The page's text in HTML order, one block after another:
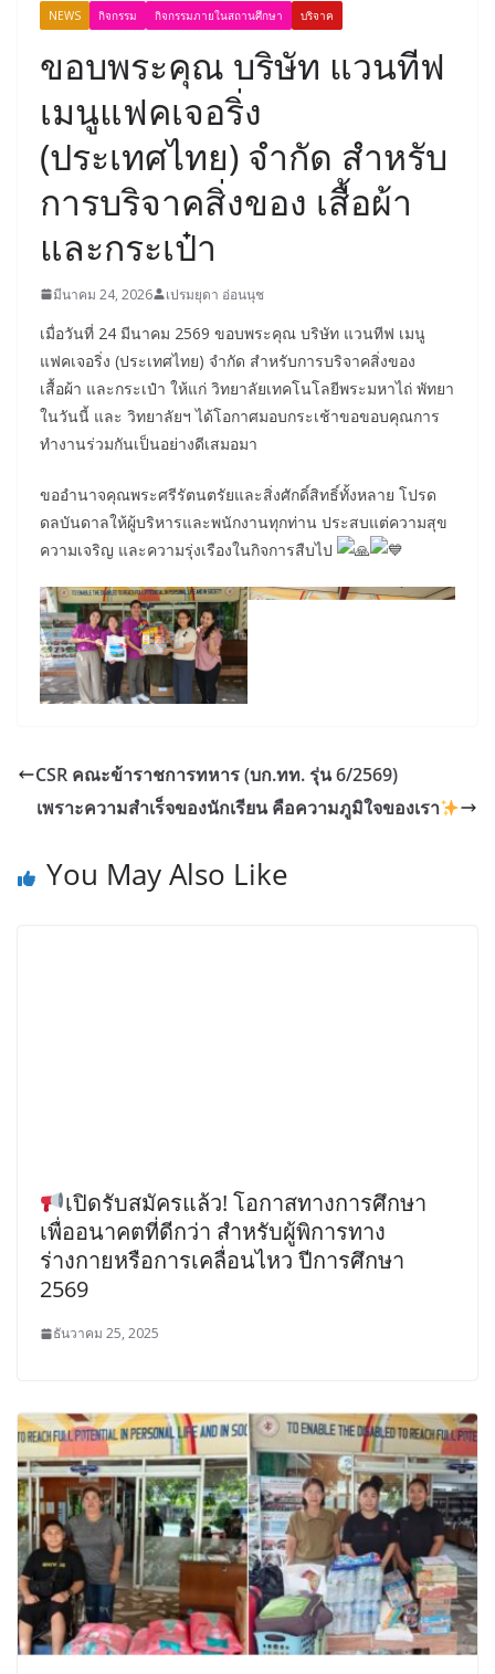
NEWS กิจกรรม กิจกรรมภายในสถานศึกษา บริจาค
ขอบพระคุณ บริษัท แวนทีฟ
เมนูแฟคเจอริ่ง
(ประเทศไทย) จำกัด สำหรับ
การบริจาคสิ่งของ เสื้อผ้า
และกระเป๋า
มีนาคม 24, 2026 เปรมยุดา อ่อนนุช
เมื่อวันที่ 24 มีนาคม 2569 ขอบพระคุณ บริษัท แวนทีฟ เมนู
แฟคเจอริ่ง (ประเทศไทย) จำกัด สำหรับการบริจาคสิ่งของ
เสื้อผ้า และกระเป๋า ให้แก่ วิทยาลัยเทคโนโลยีพระมหาไถ่ พัทยา
ในวันนี้ และ วิทยาลัยฯ ได้โอกาศมอบกระเช้าขอขอบคุณการ
ทำงานร่วมกันเป็นอย่างดีเสมอมา
ขออำนาจคุณพระศรีรัตนตรัยและสิ่งศักดิ์สิทธิ์ทั้งหลาย โปรด
ดลบันดาลให้ผู้บริหารและพนักงานทุกท่าน ประสบแต่ความสุข
ความเจริญ และความรุ่งเรืองในกิจการสืบไป
CSR คณะข้าราชการทหาร (บก.ทท. รุ่น 6/2569)
เพราะความสำเร็จของนักเรียน คือความภูมิใจของเรา
You May Also Like
เปิดรับสมัครแล้ว! โอกาสทางการศึกษา
เพื่ออนาคตที่ดีกว่า สำหรับผู้พิการทาง
ร่างกายหรือการเคลื่อนไหว ปีการศึกษา
2569
ธันวาคม 25, 2025